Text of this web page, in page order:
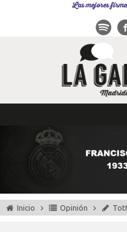
Las mejores
Inicio Opinión